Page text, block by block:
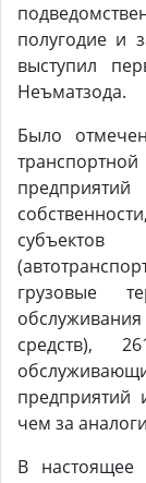
полугодие и
выступил
Неъматзода.
Было
субъектов
грузовые
средств),
предприятий
чем за
В настоящее